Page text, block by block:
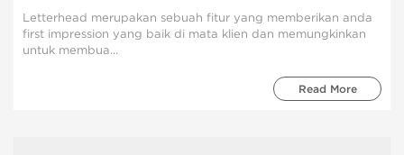
Letterhead merupakan sebuah fitur yang memberikan anda
first impression yang baik di mata klien dan memungkinkan
untuk membua...
Read More